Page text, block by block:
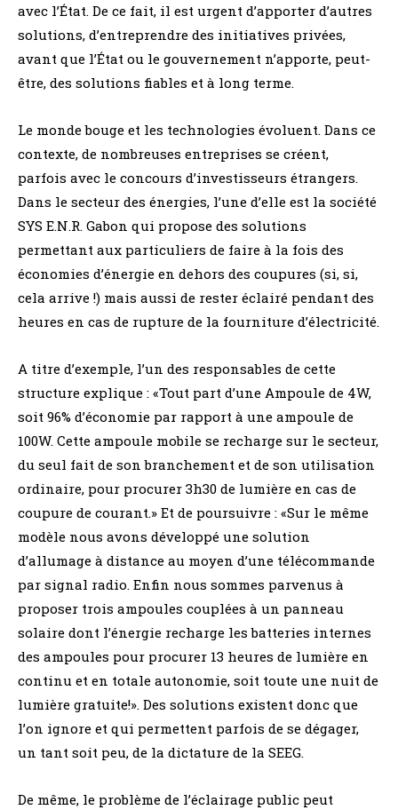
avec l’État. De ce fait, il est urgent d’apporter d’autres
solutions, d’entreprendre des initiatives privées,
avant que l’État ou le gouvernement n’apporte, peut-
être, des solutions fiables et à long terme.
Le monde bouge et les technologies évoluent. Dans ce
contexte, de nombreuses entreprises se créent,
parfois avec le concours d’investisseurs étrangers.
Dans le secteur des énergies, l’une d’elle est la société
SYS E.N.R. Gabon qui propose des solutions
permettant aux particuliers de faire à la fois des
économies d’énergie en dehors des coupures (si, si,
cela arrive !) mais aussi de rester éclairé pendant des
heures en cas de rupture de la fourniture d’électricité.
A titre d’exemple, l’un des responsables de cette
structure explique : «Tout part d’une Ampoule de 4W,
soit 96% d’économie par rapport à une ampoule de
100W. Cette ampoule mobile se recharge sur le secteur,
du seul fait de son branchement et de son utilisation
ordinaire, pour procurer 3h30 de lumière en cas de
coupure de courant.» Et de poursuivre : «Sur le même
modèle nous avons développé une solution
d’allumage à distance au moyen d’une télécommande
par signal radio. Enfin nous sommes parvenus à
proposer trois ampoules couplées à un panneau
solaire dont l’énergie recharge les batteries internes
des ampoules pour procurer 13 heures de lumière en
continu et en totale autonomie, soit toute une nuit de
lumière gratuite!». Des solutions existent donc que
l’on ignore et qui permettent parfois de se dégager,
un tant soit peu, de la dictature de la SEEG.
De même, le problème de l’éclairage public peut